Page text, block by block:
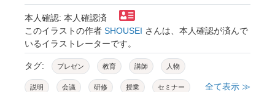
本人確認: 本人確認済
このイラストの作者 SHOUSEI さんは、本人確認が済んで
いるイラストレーターです。
タグ: プレゼン 教育 講師 人物
説明 会議 研修 授業 セミナー 全て表示 ≫